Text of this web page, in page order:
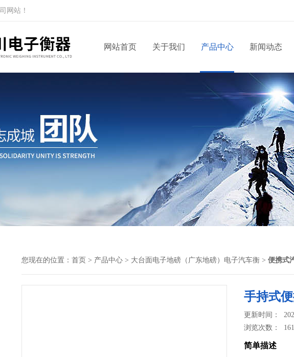
网站！
网站首页 关于我们 产品中心 新闻动态
您现在的位置： 首页 > 产品中心 > 大台面电子地磅（广东地磅）电子汽车衡 > 便携式
手持式
更新时间：
浏览次数：
简单描述